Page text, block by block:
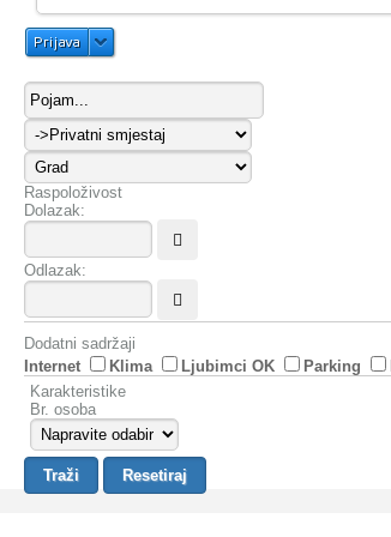
Prijava
Raspoloživost
Dolazak:
Odlazak:
Dodatni sadržaji
Internet
Klima Ljubimci OK Parking
Karakteristike
Br. osoba